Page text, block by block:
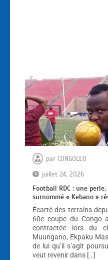
par CONGOLEO
juillet 24, 2026
Football RDC : une
surnommé « Kebano »
Écarté des terrains
60e coupe du Congo
contractée lors du
Muungano, Ekpaku
de lui qu’il s’agit
veut revenir dans […]